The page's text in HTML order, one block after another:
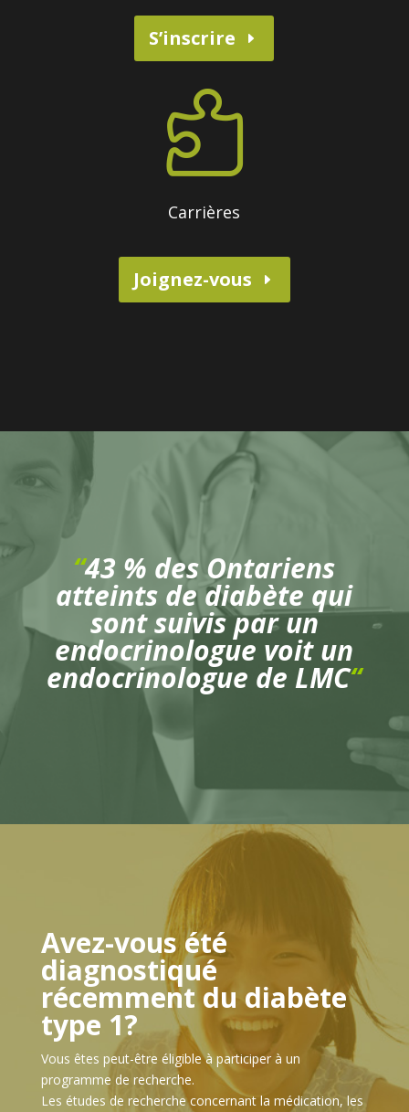
S’inscrire

Carrières
Joignez-vous
“43 % des Ontariens
atteints de diabète qui
sont suivis par un
endocrinologue voit un
endocrinologue de LMC“
Avez-vous été
diagnostiqué
récemment du diabète
type 1?
Vous êtes peut-être éligible à participer à un
programme de recherche.
Les études de recherche concernant la médication, les